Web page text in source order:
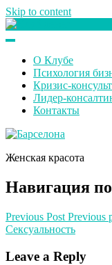
Skip to content
О Клубе
Психология
Кризис-
Лидер-
Контакты
Женская красота
Навигация
Previous Post Previous
Сексуальность
Leave a Reply